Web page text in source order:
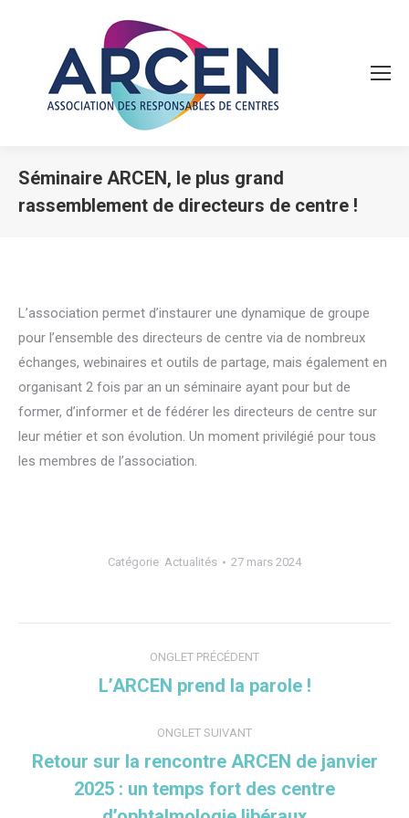
Séminaire ARCEN, le plus grand
rassemblement de directeurs de centre !
L’association permet d’instaurer une dynamique de groupe
pour l’ensemble des directeurs de centre via de nombreux
échanges, webinaires et outils de partage, mais également en
organisant 2 fois par an un séminaire ayant pour but de
former, d’informer et de fédérer les directeurs de centre sur
leur métier et son évolution. Un moment privilégié pour tous
les membres de l’association.
Catégorie Actualités 27 mars 2024
ONGLET PRÉCÉDENT
Onglet
L’ARCEN prend la parole !
ONGLET SUIVANT
Onglet
suivant
Retour sur la rencontre ARCEN de janvier
2025 : un temps fort des centre